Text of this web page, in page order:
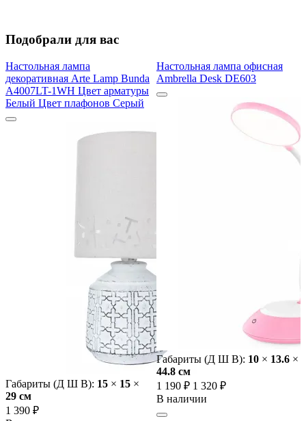
Подобрали для вас
Настольная лампа
декоративная Arte Lamp Bunda
A4007LT-1WH Цвет арматуры
Белый Цвет плафонов Серый
Габариты (Д Ш В): 15 × 15 ×
29 cм
1 390 ₽
Настольная лампа офисная
Ambrella Desk DE603
Габариты (Д Ш В): 10 × 13.6 ×
44.8 cм
1 190 ₽ 1 320 ₽
В наличии